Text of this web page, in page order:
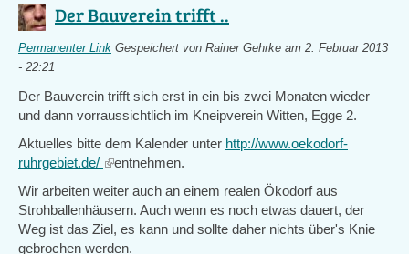
Der Bauverein trifft ..
Permanenter Link Gespeichert von Rainer Gehrke am 2. Februar 2013
- 22:21
Der Bauverein trifft sich erst in ein bis zwei Monaten wieder
und dann vorraussichtlich im Kneipverein Witten, Egge 2.
Aktuelles bitte dem Kalender unter http://www.oekodorf-
ruhrgebiet.de/ (link
external)
entnehmen.
Wir arbeiten weiter auch an einem realen Ökodorf aus
Strohballenhäusern. Auch wenn es noch etwas dauert, der
Weg ist das Ziel, es kann und sollte daher nichts über's Knie
gebrochen werden.